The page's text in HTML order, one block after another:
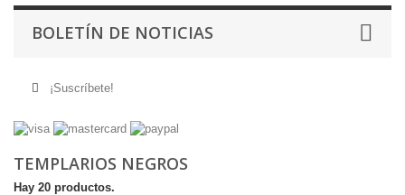
BOLETÍN DE NOTICIAS
¡Suscríbete!
TEMPLARIOS NEGROS
Hay 20 productos.